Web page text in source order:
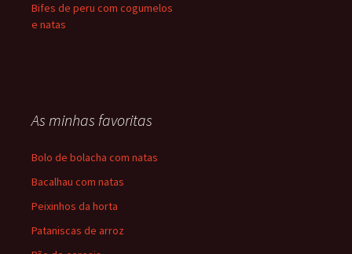
Bifes de peru com cogumelos
e natas
As minhas favoritas
Bolo de bolacha com natas
Bacalhau com natas
Peixinhos da horta
Pataniscas de arroz